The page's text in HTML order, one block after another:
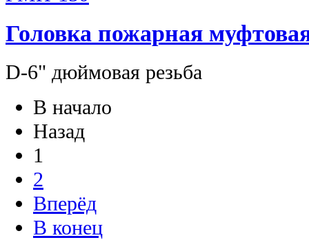
Головка пожарная
D-6" дюймовая резьба
В начало
Назад
1
2
Вперёд
В конец